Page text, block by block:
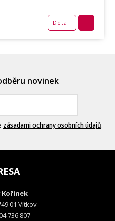
Detail
novinek
zásadami ochrany osobních údajů.
Kořínek
01 Vítkov
736 807